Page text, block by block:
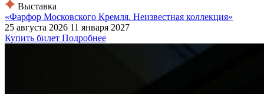
Выставка
«Фарфор Московского Кремля. Неизвестная коллекция»
25 августа 2026 11 января 2027
Купить билет Подробнее